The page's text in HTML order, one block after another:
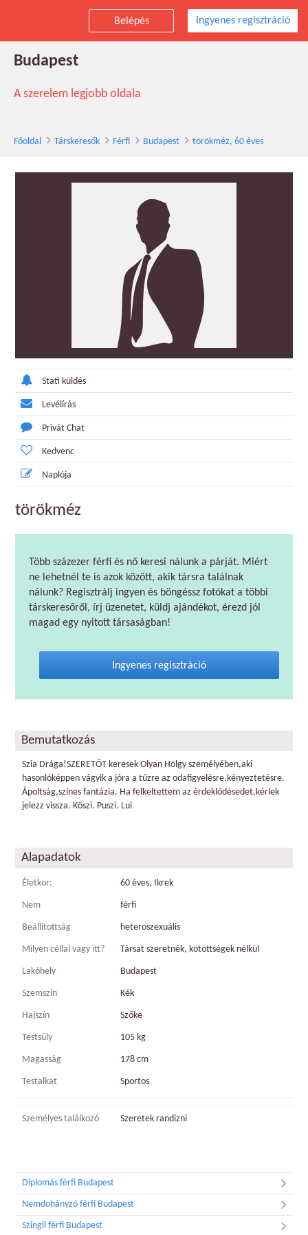
Belépés Ingyenes regisztráció
törökméz társkereső férfi, 60 éves,
Budapest
A szerelem legjobb oldala
Főoldal Társkeresők Férfi Budapest törökméz, 60 éves
Stati küldés
Levélírás
Privát Chat
Kedvenc
Naplója
törökméz
Több százezer férfi és nő keresi nálunk a párját. Miért
ne lehetnél te is azok között, akik társra találnak
nálunk? Regisztrálj ingyen és böngéssz fotókat a többi
társkeresőről, írj üzenetet, küldj ajándékot, érezd jól
magad egy nyitott társaságban!
Ingyenes regisztráció
Bemutatkozás
Szia Drága!SZERETŐT keresek Olyan Hölgy személyében,aki
hasonlóképpen vágyik a jóra a tűzre az odafigyelésre,kényeztetésre.
Ápoltság,színes fantázia. Ha felkeltettem az érdeklődésedet,kérlek
jelezz vissza. Köszi. Puszi. Lui
Alapadatok
Életkor: 60 éves, Ikrek
Nem férfi
Beállítottság heteroszexuális
Milyen céllal vagy itt? Társat szeretnék, kötöttségek nélkül
Lakóhely Budapest
Szemszín Kék
Hajszín Szőke
Testsúly 105 kg
Magasság 178 cm
Testalkat Sportos
Személyes találkozó Szeretek randizni
Diplomás férfi Budapest
Nemdohányzó férfi Budapest
Szingli férfi Budapest